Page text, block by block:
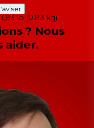
1,83 lb (0,83 kg)
? Nous
aider.